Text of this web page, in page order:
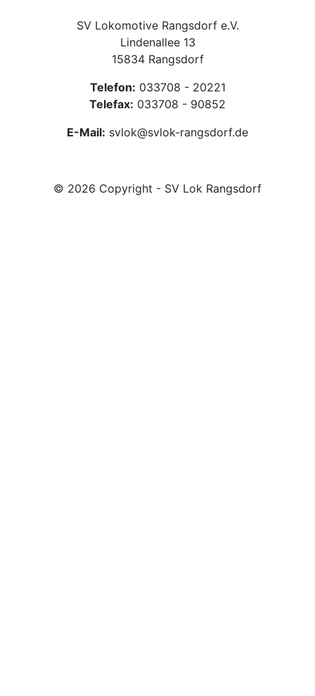
SV Lokomotive Rangsdorf e.V.
Lindenallee 13
15834 Rangsdorf
Telefon: 033708 - 20221
Telefax: 033708 - 90852
E-Mail: svlok@svlok-rangsdorf.de
© 2026 Copyright - SV Lok Rangsdorf